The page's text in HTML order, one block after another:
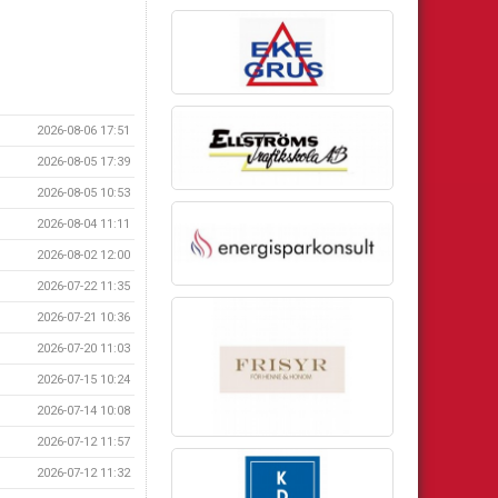
2026-08-06 17:51
2026-08-05 17:39
2026-08-05 10:53
2026-08-04 11:11
2026-08-02 12:00
2026-07-22 11:35
2026-07-21 10:36
2026-07-20 11:03
2026-07-15 10:24
2026-07-14 10:08
2026-07-12 11:57
2026-07-12 11:32